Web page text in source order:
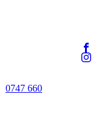
0747 660